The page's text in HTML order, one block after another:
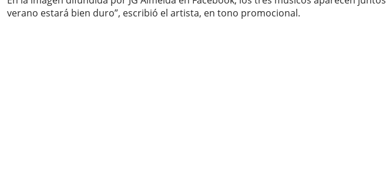
verano estará bien duro”, escribió el artista, en tono promocional.